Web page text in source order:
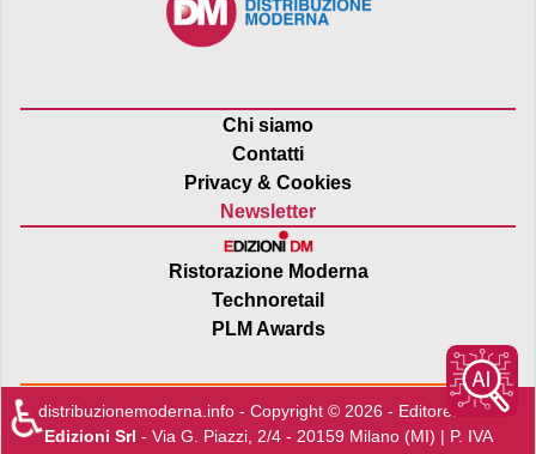
Chi siamo
Contatti
Privacy & Cookies
Newsletter
Ristorazione Moderna
Technoretail
PLM Awards
distribuzionemoderna.info - Copyright © 2026 - Editore:Edra
Edizioni Srl - Via G. Piazzi, 2/4 - 20159 Milano (MI) | P. IVA